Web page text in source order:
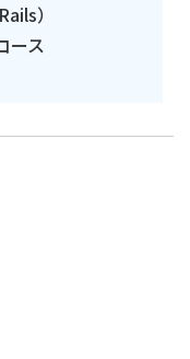
）
ース